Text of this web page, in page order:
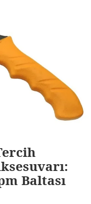
Baltası